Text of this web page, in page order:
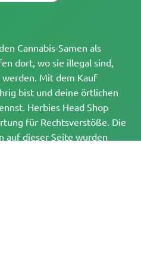
Cannabis-Samen als
dort, wo sie illegal sind,
Mit dem Kauf
bist und deine örtlichen
Herbies Head Shop
für Rechtsverstöße. Die
auf dieser Seite wurden